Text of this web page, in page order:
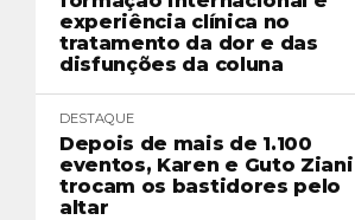
experiência clínica no
tratamento da dor e das
disfunções da coluna
DESTAQUE
Depois de mais de 1.100
eventos, Karen e Guto Ziani
trocam os bastidores pelo
altar